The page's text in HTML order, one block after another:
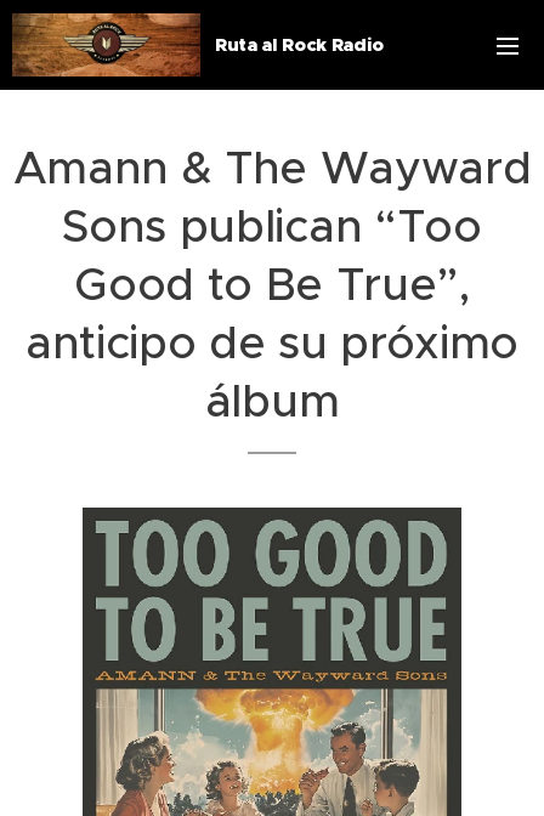
Ruta al Rock Radio
Amann & The Wayward
Sons publican “Too
Good to Be True”,
anticipo de su próximo
álbum